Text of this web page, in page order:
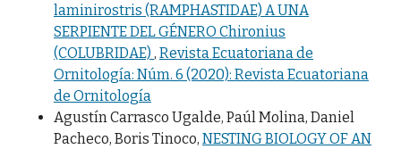
laminirostris (RAMPHASTIDAE) A UNA
SERPIENTE DEL GÉNERO Chironius
(COLUBRIDAE) , Revista Ecuatoriana de
Ornitología: Núm. 6 (2020): Revista Ecuatoriana
de Ornitología
Agustín Carrasco Ugalde, Paúl Molina, Daniel
Pacheco, Boris Tinoco, NESTING BIOLOGY OF AN